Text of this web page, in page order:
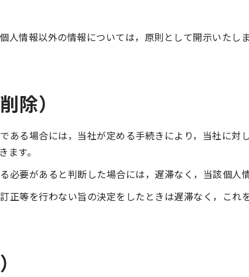
情報以外の情報については，原則として開示いたしま
除）
ある場合には，当社が定める手続きにより，当社に対
す。
要があると判断した場合には，遅滞なく，当該個人
等を行わない旨の決定をしたときは遅滞なく，これ